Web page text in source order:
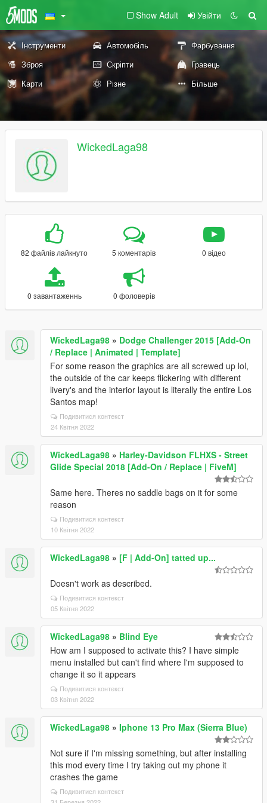
Show Adult Увійти
Інструменти Автомобіль
Фарбування
Зброя
Скріпти
Гравець
Карти
Різне Більше
WickedLaga98
82 файлів лайкнуто 5 коментарів 0 відео
0 завантаженнь 0 фоловерів
WickedLaga98 » Dodge Challenger 2015 [Add-On
/ Replace | Animated | Template]
For some reason the graphics are all screwed up lol,
the outside of the car keeps flickering with different
livery's and the interior layout is literally the entire Los
Santos map!
Подивитися контекст
24 Квітня 2022
WickedLaga98 » Harley-Davidson FLHXS - Street
Glide Special 2018 [Add-On / Replace | FiveM]
Same here. Theres no saddle bags on it for some
reason
Подивитися контекст
10 Квітня 2022
WickedLaga98 » [F | Add-On] tatted up...
Doesn't work as described.
Подивитися контекст
05 Квітня 2022
WickedLaga98 » Blind Eye
How am I supposed to activate this? I have simple
menu installed but can't find where I'm supposed to
change it so it appears
Подивитися контекст
03 Квітня 2022
WickedLaga98 » Iphone 13 Pro Max (Sierra Blue)
Not sure if I'm missing something, but after installing
this mod every time I try taking out my phone it
crashes the game
Подивитися контекст